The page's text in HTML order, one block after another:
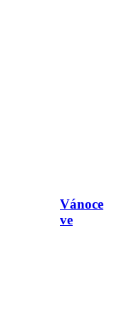
Vánoce
ve